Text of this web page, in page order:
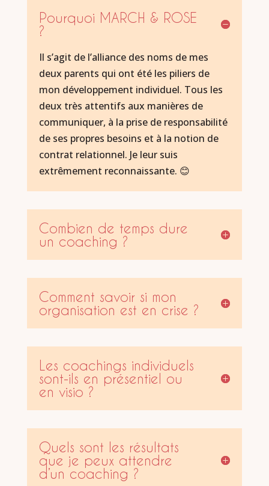
Pourquoi MARCH & ROSE
?
Il s’agit de l’alliance des noms de mes
deux parents qui ont été les piliers de
mon développement individuel. Tous les
deux très attentifs aux manières de
communiquer, à la prise de responsabilité
de ses propres besoins et à la notion de
contrat relationnel. Je leur suis
extrêmement reconnaissante. 😊
Combien de temps dure
un coaching ?
Comment savoir si mon
organisation est en crise ?
Les coachings individuels
sont-ils en présentiel ou
en visio ?
Quels sont les résultats
que je peux attendre
d’un coaching ?